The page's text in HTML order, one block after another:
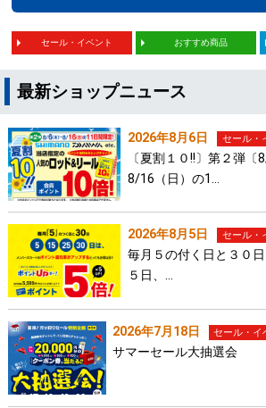
セール・イベント おすすめ商品
最新ショップニュース
2026年8月6日 セール・
〔夏割１０!!〕第２弾〔
8/16（日）の1…
2026年8月5日 セール・
毎月５の付く日と３０
５日、…
2026年7月18日 セール・イ
サマーセール大抽選会